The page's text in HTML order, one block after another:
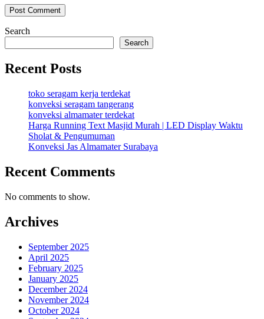
Search
Search
Recent Posts
toko seragam kerja terdekat
konveksi seragam tangerang
konveksi almamater terdekat
Harga Running Text Masjid Murah | LED Display Waktu
Sholat & Pengumuman
Konveksi Jas Almamater Surabaya
Recent Comments
No comments to show.
Archives
September 2025
April 2025
February 2025
January 2025
December 2024
November 2024
October 2024